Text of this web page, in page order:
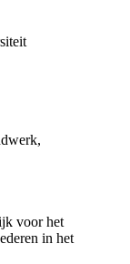
voor het
in het